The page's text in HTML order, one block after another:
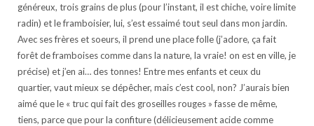
généreux, trois grains de plus (pour l’instant, il est chiche, voire limite
radin) et le framboisier, lui, s’est essaimé tout seul dans mon jardin.
Avec ses frères et soeurs, il prend une place folle (j’adore, ça fait
forêt de framboises comme dans la nature, la vraie! on est en ville, je
précise) et j’en ai… des tonnes! Entre mes enfants et ceux du
quartier, vaut mieux se dépêcher, mais c’est cool, non? J’aurais bien
aimé que le « truc qui fait des groseilles rouges » fasse de même,
tiens, parce que pour la confiture (délicieusement acide comme